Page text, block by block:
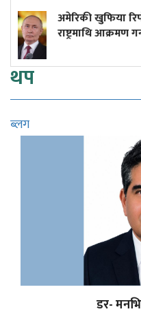
रूसले केही वर्षभित्र नेटो
सक्छ
थप
ब्लग
डर-